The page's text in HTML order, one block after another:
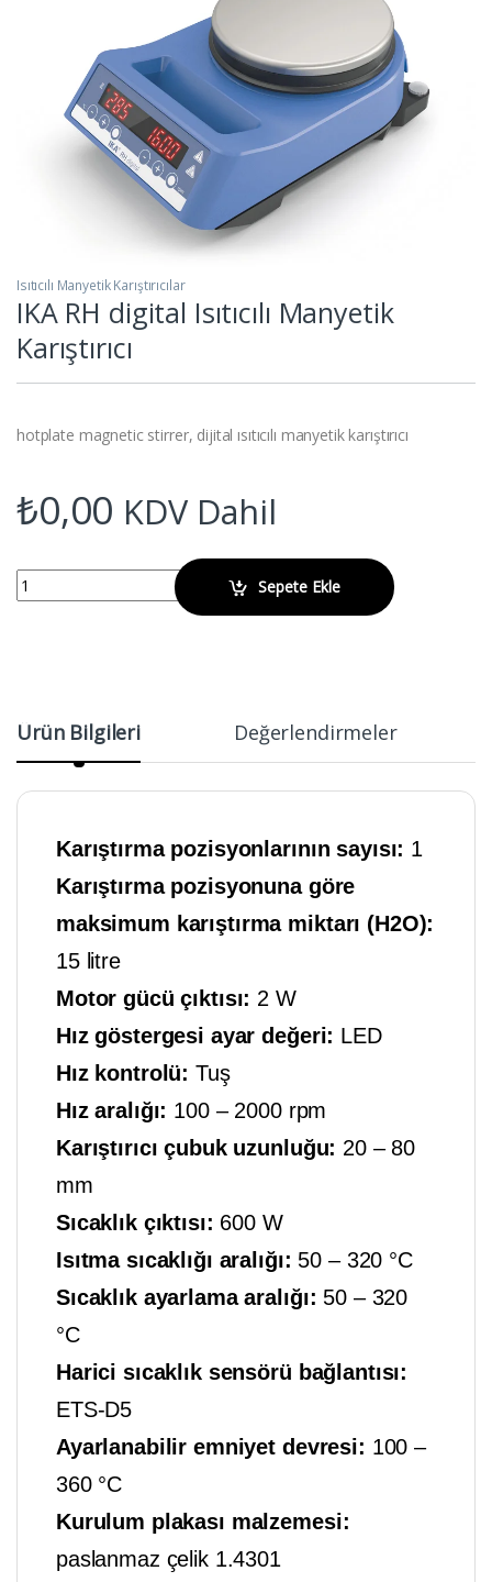
Isıtıcılı Manyetik Karıştırıcılar
IKA RH digital Isıtıcılı Manyetik
Karıştırıcı
hotplate magnetic stirrer, dijital ısıtıcılı manyetik karıştırıcı
₺0,00 KDV Dahil
IKA RH digital Isıtıcılı Manyetik Karıştırıcı quantity
Sepete Ekle
Ürün Bilgileri Değerlendirmeler
Karıştırma pozisyonlarının sayısı: 1
Karıştırma pozisyonuna göre
maksimum karıştırma miktarı (H2O):
15 litre
Motor gücü çıktısı: 2 W
Hız göstergesi ayar değeri: LED
Hız kontrolü:Tuş
Hız aralığı: 100 – 2000 rpm
Karıştırıcı çubuk uzunluğu: 20 – 80
mm
Sıcaklık çıktısı: 600 W
Isıtma sıcaklığı aralığı: 50 – 320 °C
Sıcaklık ayarlama aralığı: 50 – 320
°C
Harici sıcaklık sensörü bağlantısı:
ETS-D5
Ayarlanabilir emniyet devresi: 100 –
360 °C
Kurulum plakası malzemesi:
paslanmaz çelik 1.4301